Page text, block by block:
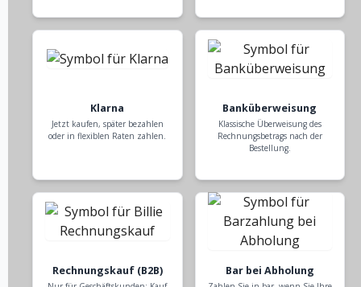
Klarna
Jetzt kaufen, später bezahlen
oder in flexiblen Raten zahlen.
Banküberweisung
Klassische Überweisung des
Rechnungsbetrags nach der
Bestellung.
Rechnungskauf (B2B) Bar bei Abholung